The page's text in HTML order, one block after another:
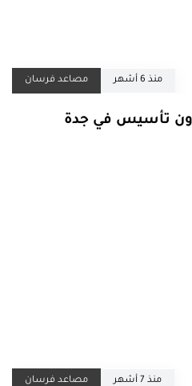
منذ 6 أشهر مصاعد فرسان
تأسيس في جدة
منذ 7 أشهر مصاعد فرسان